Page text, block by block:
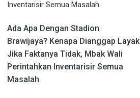
Ada Apa Dengan Stadion
Brawijaya? Kenapa Dianggap Layak
Jika Faktanya Tidak, Mbak Wali
Perintahkan Inventarisir Semua
Masalah